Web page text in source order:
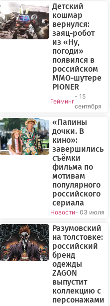
Детский
кошмар
вернулся:
заяц-робот
из «Ну,
погоди»
появился в
российском
MMO-шутере
PIONER
Гейминг
- 15
сентября
«Папины
дочки. В
кино»:
завершились
съёмки
фильма по
мотивам
популярного
российского
сериала
Новости- 03 июля
Разумовский
на толстовке:
российский
бренд
одежды
ZAGON
выпустит
коллекцию с
персонажами